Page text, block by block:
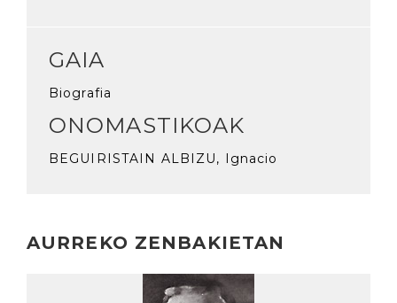
GAIA
Biografia
ONOMASTIKOAK
BEGUIRISTAIN ALBIZU, Ignacio
AURREKO ZENBAKIETAN